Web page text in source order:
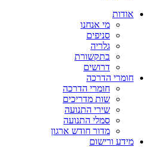
אודות
מי אנחנו
סניפים
גלריה
בתקשורת
דרושים
חומרי הדרכה
חומרי הדרכה
שות מדריכים
שירי התנועה
סמלי התנועה
מדור חודש ארגון
מידע ורישום